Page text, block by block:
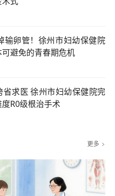
输卵管！徐州市妇幼保健院
避免的青春期危机
省求医 徐州市妇幼保健院完
R0级根治手术
更多 